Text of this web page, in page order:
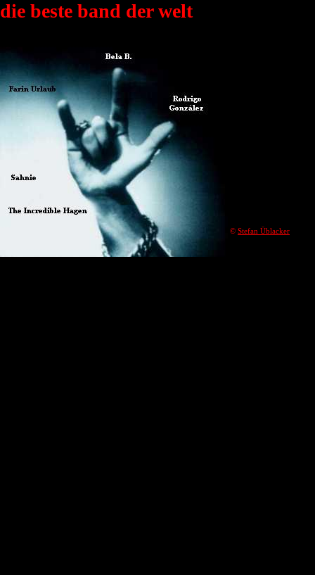
die beste band der welt
© Stefan Üblacker